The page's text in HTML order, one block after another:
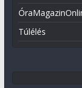
Túlélés